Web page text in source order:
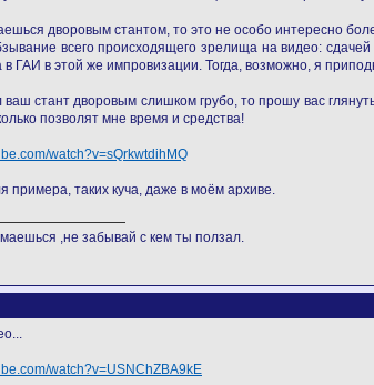
дворовым стантом, то это не особо интересно
всего происходящего зрелища на видео:
в ГАИ в этой же импровизации. Тогда, возможно, я
ваш стант дворовым слишком грубо, то прошу вас
позволят мне время и средства!
watch?v=sQrkwtdihMQ
примера, таких куча, даже в моём архиве.
,не забывай с кем ты ползал.
watch?v=USNChZBA9kE